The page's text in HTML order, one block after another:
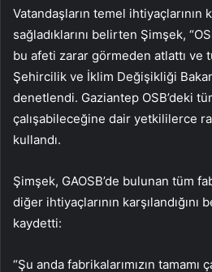
Vatandaşların temel ihtiyaçlarının
sağladıklarını belirten Şimşek,
bu afeti zarar görmeden atlattı ve
Şehircilik ve İklim Değişikliği
denetlendi. Gaziantep OSB’deki
çalışabileceğine dair yetkililerce
kullandı.
Şimşek, GAOSB’de bulunan tüm
diğer ihtiyaçlarının karşılandığını
kaydetti:
“Şu anda fabrikalarımızın tamamı